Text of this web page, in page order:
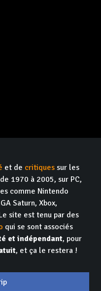
et de critiques sur les
de 1970 à 2005, sur PC,
comme Nintendo
Saturn, Xbox,
site est tenu par des
qui se sont associés
et indépendant, pour
, et ça le restera !